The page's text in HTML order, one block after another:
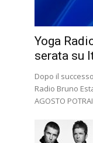
Yoga
serata su
Dopo il
Radio Bruno
AGOSTO